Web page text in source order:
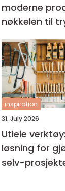
moderne
nøkkelen til
effektiv drift
inspiration
31. July 2026
Utleie
løsning for
selv-